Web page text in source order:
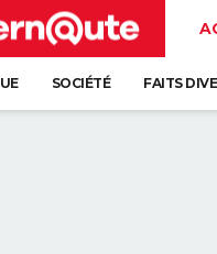
SOCIÉTÉ FAITS